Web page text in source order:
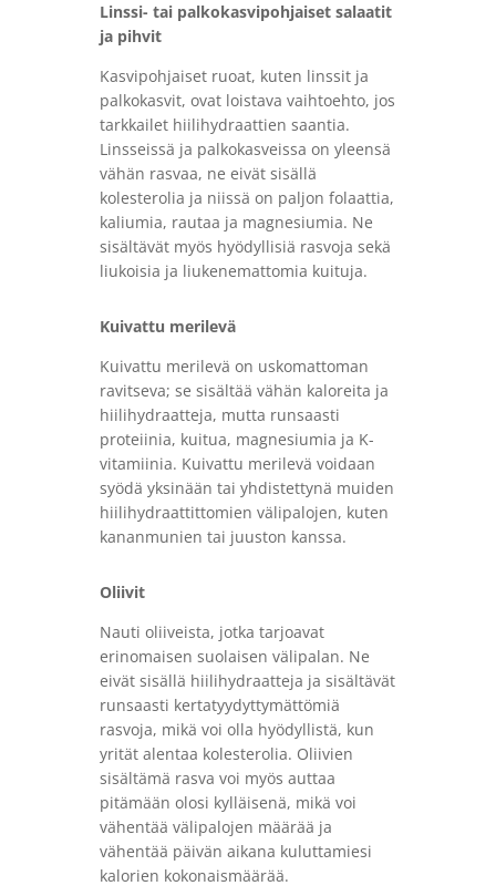
Linssi- tai palkokasvipohjaiset salaatit
ja pihvit
Kasvipohjaiset ruoat, kuten linssit ja
palkokasvit, ovat loistava vaihtoehto, jos
tarkkailet hiilihydraattien saantia.
Linsseissä ja palkokasveissa on yleensä
vähän rasvaa, ne eivät sisällä
kolesterolia ja niissä on paljon folaattia,
kaliumia, rautaa ja magnesiumia. Ne
sisältävät myös hyödyllisiä rasvoja sekä
liukoisia ja liukenemattomia kuituja.
Kuivattu merilevä
Kuivattu merilevä on uskomattoman
ravitseva; se sisältää vähän kaloreita ja
hiilihydraatteja, mutta runsaasti
proteiinia, kuitua, magnesiumia ja K-
vitamiinia. Kuivattu merilevä voidaan
syödä yksinään tai yhdistettynä muiden
hiilihydraattittomien välipalojen, kuten
kananmunien tai juuston kanssa.
Oliivit
Nauti oliiveista, jotka tarjoavat
erinomaisen suolaisen välipalan. Ne
eivät sisällä hiilihydraatteja ja sisältävät
runsaasti kertatyydyttymättömiä
rasvoja, mikä voi olla hyödyllistä, kun
yrität alentaa kolesterolia. Oliivien
sisältämä rasva voi myös auttaa
pitämään olosi kylläisenä, mikä voi
vähentää välipalojen määrää ja
vähentää päivän aikana kuluttamiesi
kalorien kokonaismäärää.